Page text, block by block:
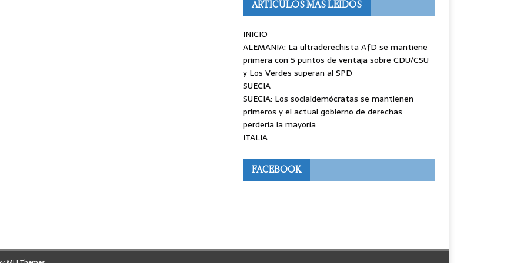
ARTÍCULOS MÁS LEÍDOS
INICIO
ALEMANIA: La ultraderechista AfD se mantiene
primera con 5 puntos de ventaja sobre CDU/CSU
y Los Verdes superan al SPD
SUECIA
SUECIA: Los socialdemócratas se mantienen
primeros y el actual gobierno de derechas
perdería la mayoría
ITALIA
FACEBOOK